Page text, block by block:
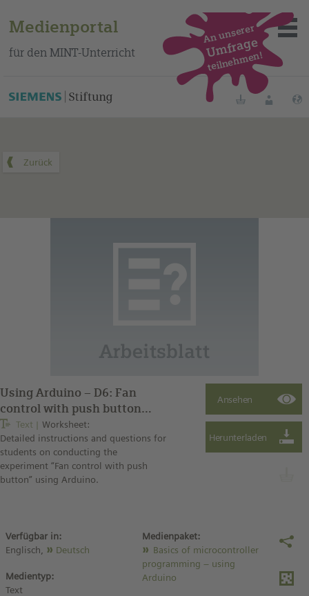
Medienportal
für den MINT-Unterricht
Über das Portal
Merklisten
An unserer
Umfrage
teilnehmen!
Using Arduino – D6: Fan
control with push button
(worksheet)
Text
Worksheet:
Detailed instructions and questions for
students on conducting the
experiment “Fan control with push
button” using Arduino.
Verfügbar in:
Englisch,
Deutsch
Medientyp:
Text
Medienpaket:
Basics of microcontroller
programming – using
Arduino
Dieses Medium finden Sie auf unserem spanischen